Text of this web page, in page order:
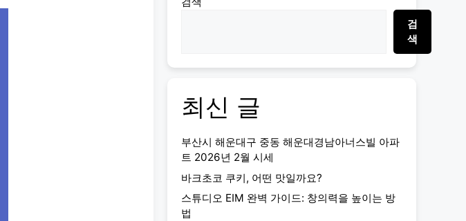
검
색
최신 글
부산시 해운대구 중동 해운대경남아너스빌 아파
트 2026년 2월 시세
바크초코 쿠키, 어떤 맛일까요?
스튜디오 EIM 완벽 가이드: 창의력을 높이는 방
법